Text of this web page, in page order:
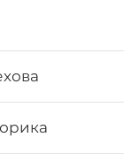
тобіко